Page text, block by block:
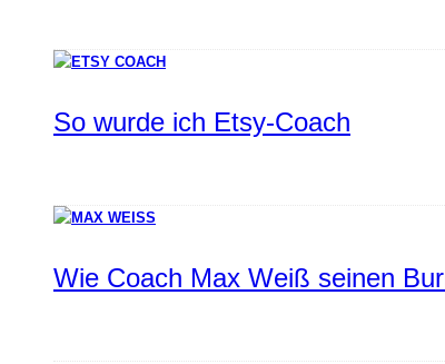
So wurde ich Etsy-Coach
Wie Coach Max Weiß seinen